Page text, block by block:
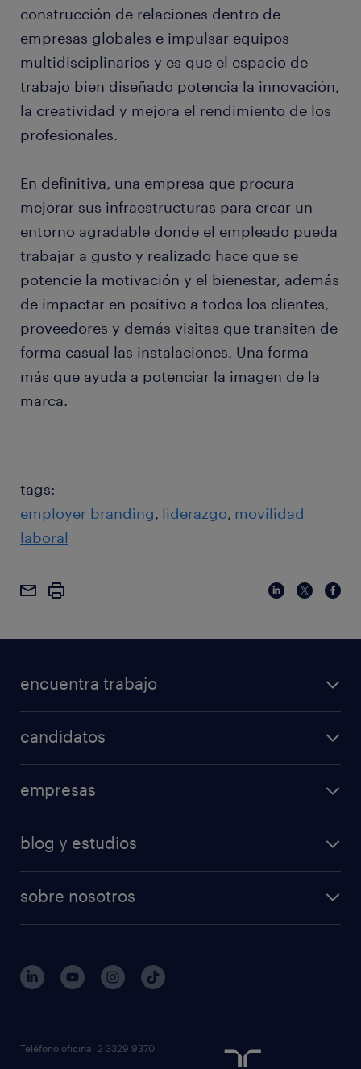
construcción de relaciones dentro de
empresas globales e impulsar equipos
multidisciplinarios y es que el espacio de
trabajo bien diseñado potencia la innovación,
la creatividad y mejora el rendimiento de los
profesionales.
En definitiva, una empresa que procura
mejorar sus infraestructuras para crear un
entorno agradable donde el empleado pueda
trabajar a gusto y realizado hace que se
potencie la motivación y el bienestar, además
de impactar en positivo a todos los clientes,
proveedores y demás visitas que transiten de
forma casual las instalaciones. Una forma
más que ayuda a potenciar la imagen de la
marca.
tags:
employer branding liderazgo movilidad
laboral
encuentra trabajo
candidatos
empresas
blog y estudios
sobre nosotros
Teléfono oficina: 2 3329 9370